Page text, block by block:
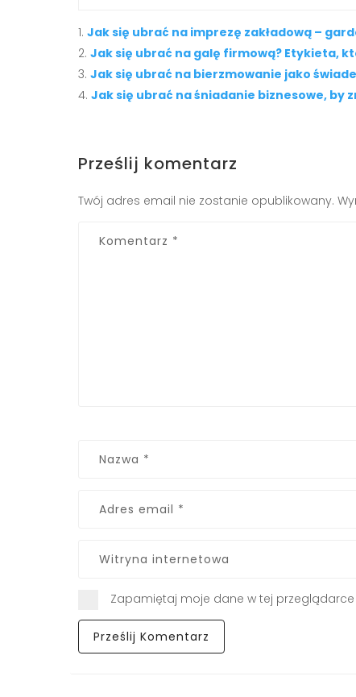
Jak się ubrać na imprezę zakładową –
Jak się ubrać na galę firmową? Etykieta,
Jak się ubrać na bierzmowanie jako
Jak się ubrać na śniadanie biznesowe, by
Prześlij komentarz
Twój adres email nie zostanie opublikowany.
Zapamiętaj moje dane w tej